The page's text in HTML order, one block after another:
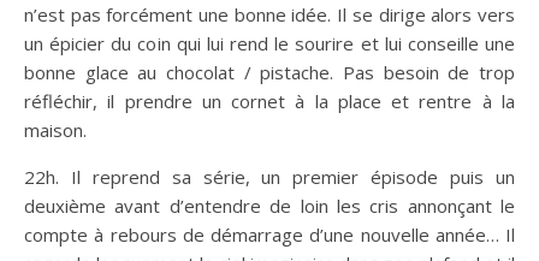
n’est pas forcément une bonne idée. Il se dirige alors vers
un épicier du coin qui lui rend le sourire et lui conseille une
bonne glace au chocolat / pistache. Pas besoin de trop
réfléchir, il prendre un cornet à la place et rentre à la
maison.
22h. Il reprend sa série, un premier épisode puis un
deuxième avant d’entendre de loin les cris annonçant le
compte à rebours de démarrage d’une nouvelle année… Il